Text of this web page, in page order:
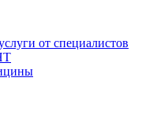
от специалистов